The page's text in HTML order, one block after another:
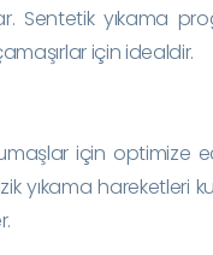
Sentetik yıkama
için idealdir.
için optimize
yıkama hareketleri